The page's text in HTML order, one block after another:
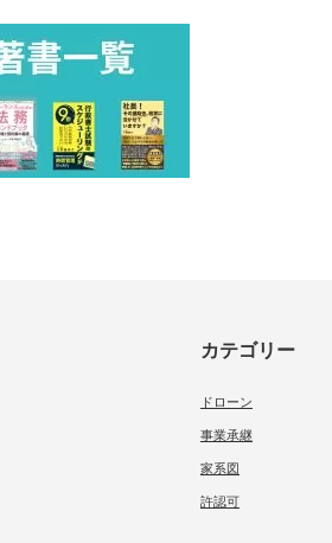
カテゴリー
ドローン
事業承継
家系図
許認可